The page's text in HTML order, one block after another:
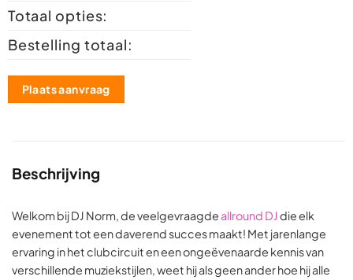
Totaal opties:
Bestelling totaal:
Plaats aanvraag
Beschrijving
Welkom bij DJ Norm, de veelgevraagde allround DJdie elk
evenement tot een daverend succes maakt! Met jarenlange
ervaring in het clubcircuit en een ongeëvenaarde kennis van
verschillende muziekstijlen, weet hij als geen ander hoe hij alle